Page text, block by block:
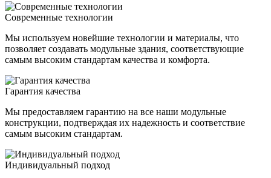
Современные технологии
Мы используем новейшие технологии и материалы, что
позволяет создавать модульные здания, соответствующие
самым высоким стандартам качества и комфорта.
Гарантия качества
Мы предоставляем гарантию на все наши модульные
конструкции, подтверждая их надежность и соответствие
самым высоким стандартам.
Индивидуальный подход